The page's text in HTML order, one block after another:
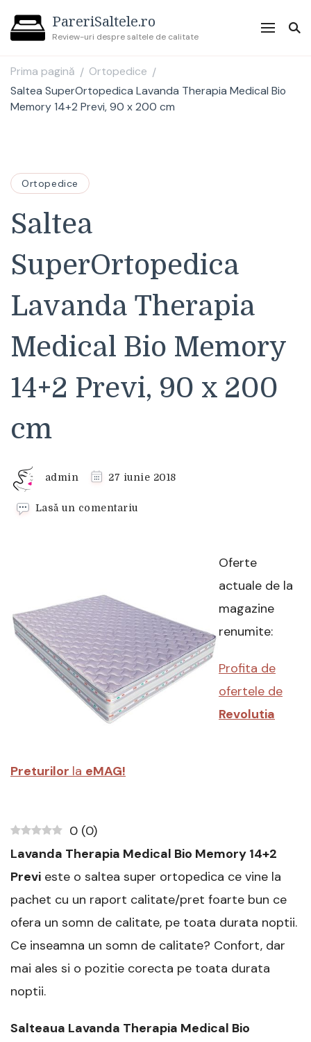
PareriSaltele.ro
Review-uri despre saltele de calitate
Prima pagină / Ortopedice /
Saltea SuperOrtopedica Lavanda Therapia Medical Bio
Memory 14+2 Previ, 90 x 200 cm
Ortopedice
Saltea
SuperOrtopedica
Lavanda Therapia
Medical Bio Memory
14+2 Previ, 90 x 200
cm
admin 27 iunie 2018
Lasă un comentariu
Memory
14+2
Previ,
90
x
200
cm
Oferte
actuale de la
magazine
renumite:
Profita de
ofertele de
Revolutia
Preturilor la eMAG!
0 (0)
Lavanda Therapia Medical Bio Memory 14+2
Previ este o saltea super ortopedica ce vine la
pachet cu un raport calitate/pret foarte bun ce
ofera un somn de calitate, pe toata durata noptii.
Ce inseamna un somn de calitate? Confort, dar
mai ales si o pozitie corecta pe toata durata
noptii.
Salteaua Lavanda Therapia Medical Bio